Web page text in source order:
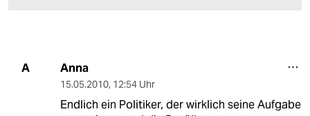
A Anna
15.05.2010, 12:54 Uhr
Endlich ein Politiker, der wirklich seine Aufgabe